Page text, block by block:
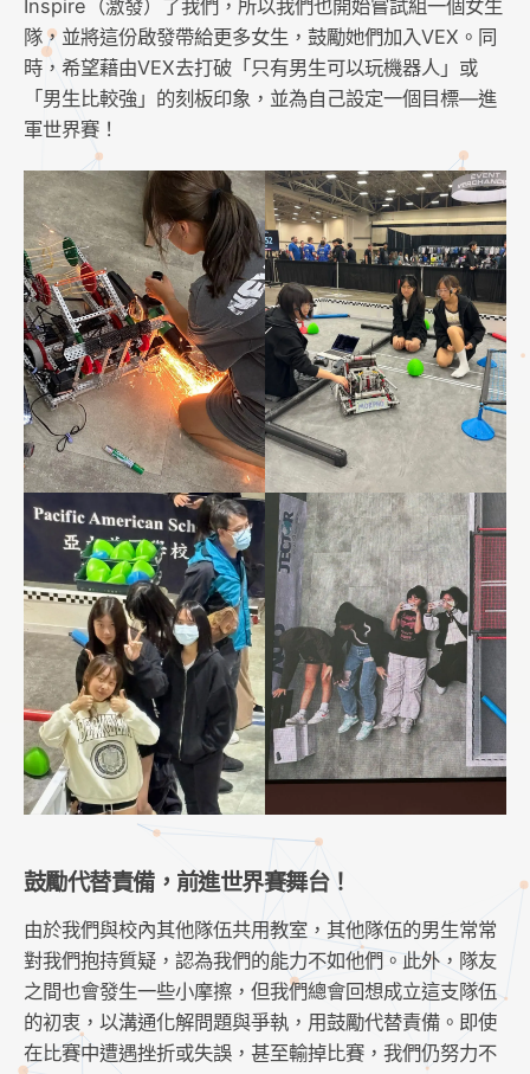
Inspire（激發）了我們，所以我們也開始嘗試組一個女生
隊，並將這份啟發帶給更多女生，鼓勵她們加入VEX。同
時，希望藉由VEX去打破「只有男生可以玩機器人」或
「男生比較強」的刻板印象，並為自己設定一個目標—進
軍世界賽！
鼓勵代替責備，前進世界賽舞台！
由於我們與校內其他隊伍共用教室，其他隊伍的男生常常
對我們抱持質疑，認為我們的能力不如他們。此外，隊友
之間也會發生一些小摩擦，但我們總會回想成立這支隊伍
的初衷，以溝通化解問題與爭執，用鼓勵代替責備。即使
在比賽中遭遇挫折或失誤，甚至輸掉比賽，我們仍努力不